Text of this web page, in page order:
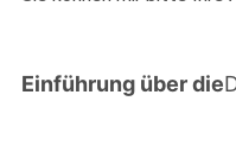
Einführung über die